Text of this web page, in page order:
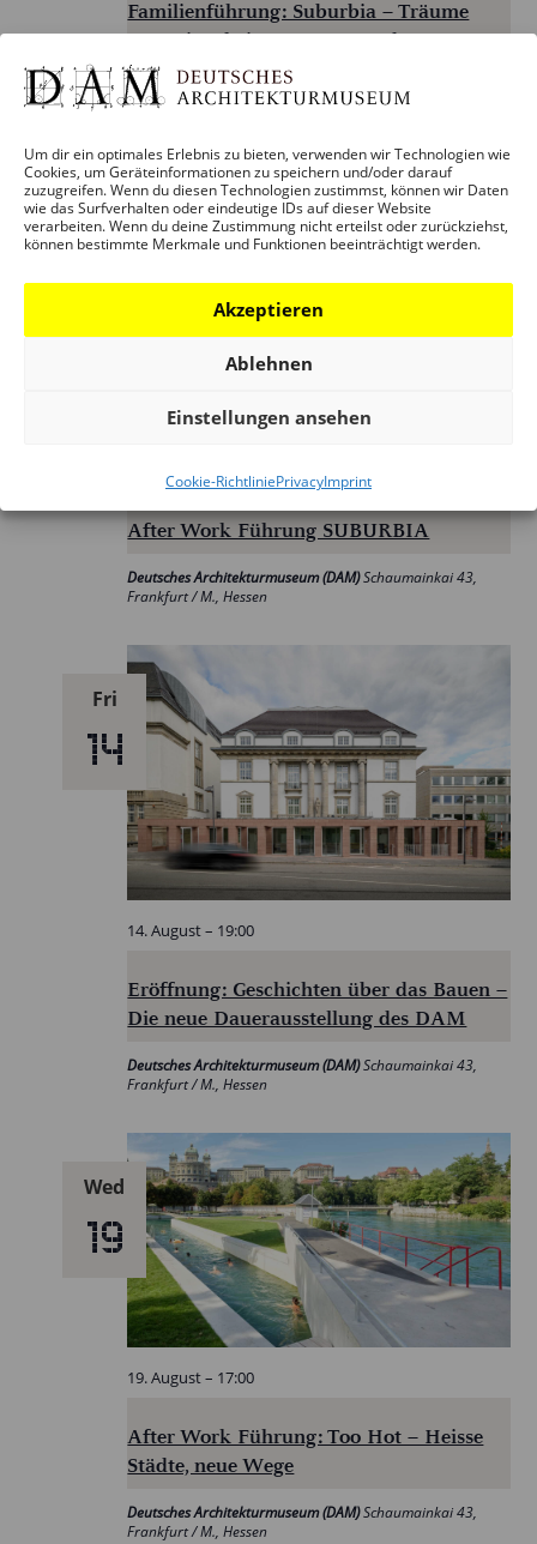
Um dir ein optimales Erlebnis zu bieten, verwenden wir Technologien wie
Cookies, um Geräteinformationen zu speichern und/oder darauf
zuzugreifen. Wenn du diesen Technologien zustimmst, können wir Daten
wie das Surfverhalten oder eindeutige IDs auf dieser Website
verarbeiten. Wenn du deine Zustimmung nicht erteilst oder zurückziehst,
können bestimmte Merkmale und Funktionen beeinträchtigt werden.
Akzeptieren
Ablehnen
Einstellungen ansehen
Cookie-RichtliniePrivacyImprint
Familienführung: Suburbia – Träume
vom Eigenheim – Wege aus der
Wohnungskrise
Deutsches Architekturmuseum (DAM)
Wed
12
After Work Führung SUBURBIA
12. August – 17:00
Deutsches Architekturmuseum (DAM)Schaumainkai 43,
Frankfurt / M., Hessen
Fri
14
Eröffnung: Geschichten über das Bauen –
Die neue Dauerausstellung des DAM
14. August – 19:00
Deutsches Architekturmuseum (DAM)Schaumainkai 43,
Frankfurt / M., Hessen
Wed
19
After Work Führung: Too Hot – Heisse
Städte, neue Wege
19. August – 17:00
Deutsches Architekturmuseum (DAM)Schaumainkai 43,
Frankfurt / M., Hessen